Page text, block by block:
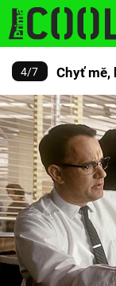
Trendy:
ESCAPE PLNEJ
Témata
Filmy
4/7 Chyť mě,